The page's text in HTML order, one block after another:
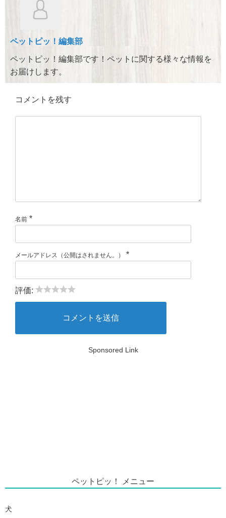
o
k
ペットピッ！編集部
ペットピッ！編集部です！ペットに関する様々な情報を
お届けします。
コメントを残す
名前 *
メールアドレス（公開はされません。） *
評価:
Sponsored Link
ペットピッ！ メニュー
犬